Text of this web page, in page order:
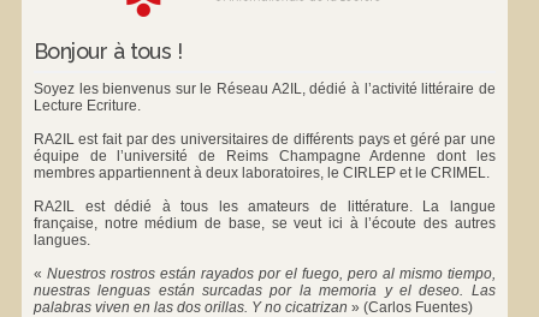
Bonjour à tous !
Soyez les bienvenus sur le Réseau A2IL, dédié à l’activité littéraire de
Lecture Ecriture.
RA2IL est fait par des universitaires de différents pays et géré par une
équipe de l’université de Reims Champagne Ardenne dont les
membres appartiennent à deux laboratoires, le CIRLEPet le CRIMEL.
RA2IL est dédié à tous les amateurs de littérature. La langue
française, notre médium de base, se veut ici à l’écoute des autres
langues.
« Nuestros rostros están rayados por el fuego, pero al mismo tiempo,
nuestras lenguas están surcadas por la memoria y el deseo. Las
palabras viven en las dos orillas. Y no cicatrizan » (Carlos Fuentes)